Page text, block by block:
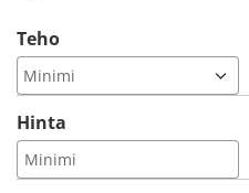
Teho
Hinta